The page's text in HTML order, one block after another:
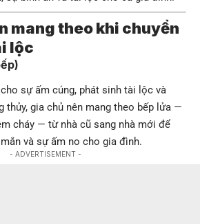
mang theo khi chuyển
lộc
sự ấm cúng, phát sinh tài lộc và
thủy, gia chủ nên mang theo bếp lửa —
cháy — từ nhà cũ sang nhà mới để
và sự ấm no cho gia đình.
- ADVERTISEMENT -